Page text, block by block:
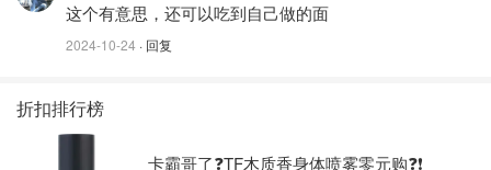
这个有意思，还可以吃到自己做的面
2024-10-24 · 回复
折扣排行榜
卡霸哥了❓TF木质香身体喷雾零元购❓❗